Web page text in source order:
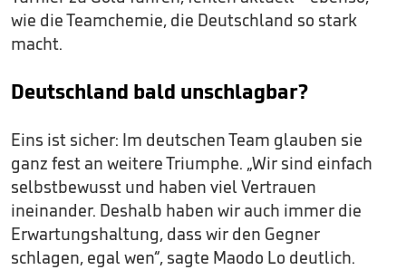
wie die Teamchemie, die Deutschland so stark
macht.
Deutschland bald unschlagbar?
Eins ist sicher: Im deutschen Team glauben sie
ganz fest an weitere Triumphe. „Wir sind einfach
selbstbewusst und haben viel Vertrauen
ineinander. Deshalb haben wir auch immer die
Erwartungshaltung, dass wir den Gegner
schlagen, egal wen“, sagte Maodo Lo deutlich.